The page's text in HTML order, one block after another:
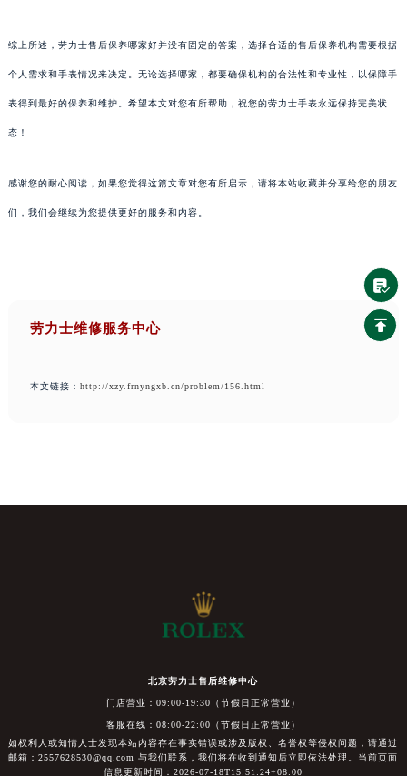
综上所述，劳力士售后保养哪家好并没有固定的答案，选择合适的售后保养机构需要根据
个人需求和手表情况来决定。无论选择哪家，都要确保机构的合法性和专业性，以保障手
表得到最好的保养和维护。希望本文对您有所帮助，祝您的劳力士手表永远保持完美状
态！
感谢您的耐心阅读，如果您觉得这篇文章对您有所启示，请将本站收藏并分享给您的朋友
们，我们会继续为您提供更好的服务和内容。
劳力士维修服务中心
本文链接： http://xzy.frnyngxb.cn/problem/156.html
北京劳力士售后维修中心
门店营业：09:00-19:30（节假日正常营业）
客服在线：08:00-22:00（节假日正常营业）
如权利人或知情人士发现本站内容存在事实错误或涉及版权、名誉权等侵权问题，请通过
邮箱：2557628530@qq.com 与我们联系，我们将在收到通知后立即依法处理。当前页面
信息更新时间：2026-07-18T15:51:24+08:00